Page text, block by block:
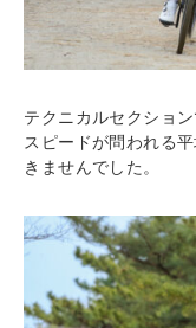
テクニカルセクショ
スピードが問われる
きませんでした。